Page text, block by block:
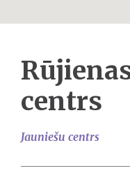
centrs
Jauniešu centrs